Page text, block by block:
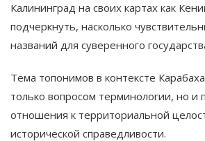
Калининград на своих картах как
подчеркнуть, насколько
названий для суверенного
Тема топонимов в контексте
только вопросом терминологии, но и
отношения к территориальной
исторической справедливости.